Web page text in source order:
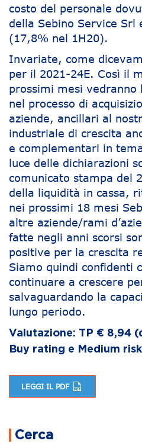
costo del personale
della Sebino Service Srl
(17,8% nel 1H20).
Invariate, come
per il 2021-24E. Così il
prossimi mesi vedranno
nel processo di
aziende, ancillari al
industriale di crescita
e complementari in
luce delle dichiarazioni
comunicato stampa del
della liquidità in cassa,
nei prossimi 18 mesi
altre aziende/rami
fatte negli anni scorsi
positive per la crescita
Siamo quindi confidenti
continuare a crescere
salvaguardando la
lungo periodo.
Valutazione: TP € 8,94
Buy rating e Medium
LEGGI IL PDF
Cerca